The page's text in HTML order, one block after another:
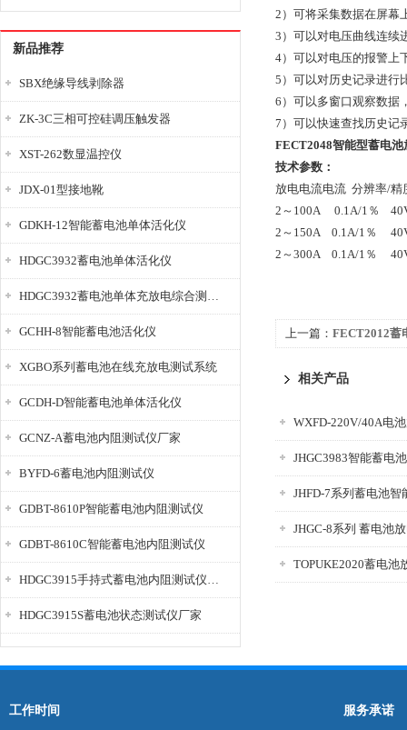
新品推荐
SBX绝缘导线剥除器
ZK-3C三相可控硅调压触发器
XST-262数显温控仪
JDX-01型接地靴
GDKH-12智能蓄电池单体活化仪
HDGC3932蓄电池单体活化仪
HDGC3932蓄电池单体充放电综合测试仪
GCHH-8智能蓄电池活化仪
XGBO系列蓄电池在线充放电测试系统
GCDH-D智能蓄电池单体活化仪
GCNZ-A蓄电池内阻测试仪厂家
BYFD-6蓄电池内阻测试仪
GDBT-8610P智能蓄电池内阻测试仪
GDBT-8610C智能蓄电池内阻测试仪
HDGC3915手持式蓄电池内阻测试仪厂家
HDGC3915S蓄电池状态测试仪厂家
2）可将采集数据在屏幕
3）可以对电压曲线连续
4）可以对电压的报警上
5）可以对历史记录进行
6）可以多窗口观察数据
7）可以快速查找历史记
FECT2048智能型蓄电池
技术参数：
放电电流电流 分辨率/
2～100A 0.1A/1％
2～150A 0.1A/1％
2～300A 0.1A/1％
上一篇： FECT2012蓄
相关产品
WXFD-220V/40A电
JHGC3983智能蓄电
JHFD-7系列蓄电池智
JHGC-8系列 蓄电池
TOPUKE2020蓄电池
工作时间 服务承诺